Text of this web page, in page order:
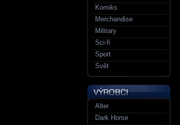
Komiks
Merchandise
Military
Sci-fi
Sport
Svět
Alter
Dark Horse